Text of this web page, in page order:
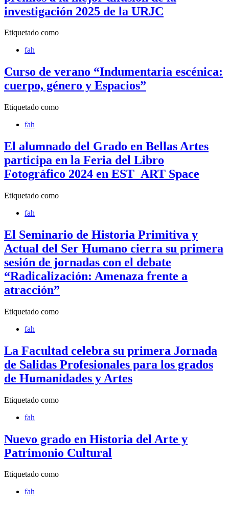
investigación 2025 de la URJC
Etiquetado como
fah
Curso de verano “Indumentaria escénica:
cuerpo, género y Espacios”
Etiquetado como
fah
El alumnado del Grado en Bellas Artes
participa en la Feria del Libro
Fotográfico 2024 en EST_ART Space
Etiquetado como
fah
El Seminario de Historia Primitiva y
Actual del Ser Humano cierra su primera
sesión de jornadas con el debate
“Radicalización: Amenaza frente a
atracción”
Etiquetado como
fah
La Facultad celebra su primera Jornada
de Salidas Profesionales para los grados
de Humanidades y Artes
Etiquetado como
fah
Nuevo grado en Historia del Arte y
Patrimonio Cultural
Etiquetado como
fah